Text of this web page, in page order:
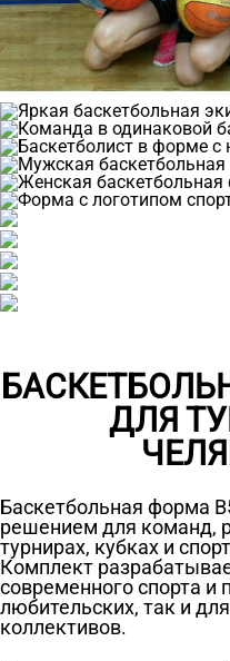
ДЛЯ
Баскетбольная форма
решением для команд,
турнирах, кубках и
Комплект
современного спорта и
любительских, так и
коллективов.